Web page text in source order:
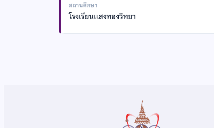
สถานศึกษา
โรงเรียนแสงทองวิทยา